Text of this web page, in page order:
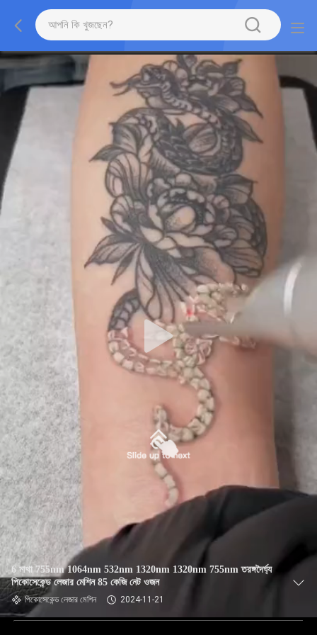
6 মাথা 755nm 1064nm 532nm 1320nm 1320nm 755nm তরঙ্গদৈর্ঘ্য
পিকোসেকেন্ড লেজার মেশিন 85 কেজি নেট ওজন
পিকোসেকেন্ড লেজার মেশিন 2024-11-21